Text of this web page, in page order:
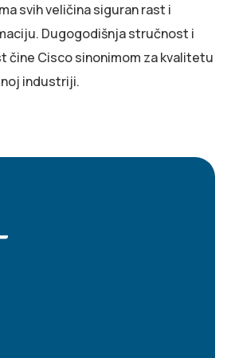
svih veličina siguran rast i
Dugogodišnja stručnost i
čine Cisco sinonimom za kvalitetu
industriji.